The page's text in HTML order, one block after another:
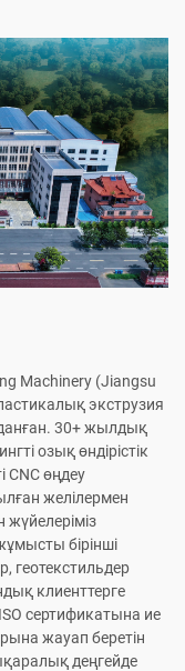
Machinery (Jiangsu
экструзия
30+ жылдық
озық өндірістік
CNC өңдеу
желілермен
жүйелеріміз
бірінші
геотекстильдер
клиенттерге
сертификатына ие
жауап беретін
деңгейде